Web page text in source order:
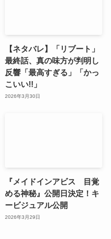
【ネタバレ】「リブート」
最終話、真の味方が判明し
反響「最高すぎる」「かっ
こいい!!」
2026年3月30日
『メイドインアビス 目覚
める神秘』公開日決定！キ
ービジュアル公開
2026年3月29日